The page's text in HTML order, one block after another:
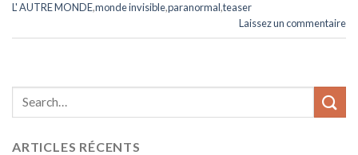
L' AUTRE MONDE,monde invisible,paranormal,teaser
Laissez un commentaire
ARTICLES RÉCENTS